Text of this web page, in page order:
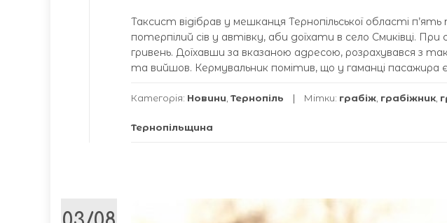
Таксист відібрав у мешканця Тернопільської області п’ять
потерпілий сів у автівку, аби доїхати в село Смиківці.
гривень. Доїхавши за вказаною адресою, розрахувався з
та вийшов. Кермувальник помітив, що у гаманці пасажира
Категорія: Новини Тернопіль Мітки: грабіж грабіжник
Тернопільщина